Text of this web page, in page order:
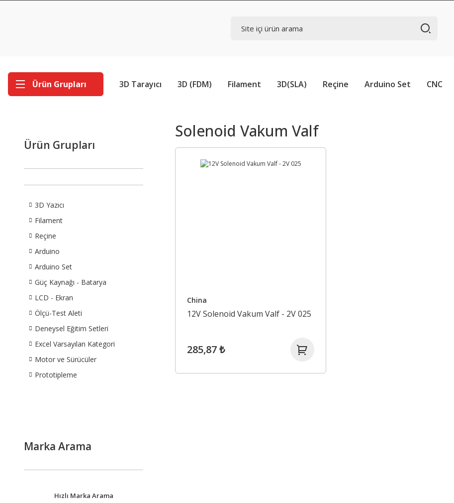
Ürün Grupları 3D Tarayıcı 3D (FDM) Filament 3D(SLA) Reçine Arduino Set CNC
Ürün Grupları
3D Yazıcı
Filament
Reçine
Arduino
Arduino Set
Güç Kaynağı - Batarya
LCD - Ekran
Ölçü-Test Aleti
Deneysel Eğitim Setleri
Excel Varsayılan Kategori
Motor ve Sürücüler
Prototipleme
Marka Arama
Hızlı Marka Arama
Solenoid Vakum Valf
China
12V Solenoid Vakum Valf - 2V 025
285,87 ₺